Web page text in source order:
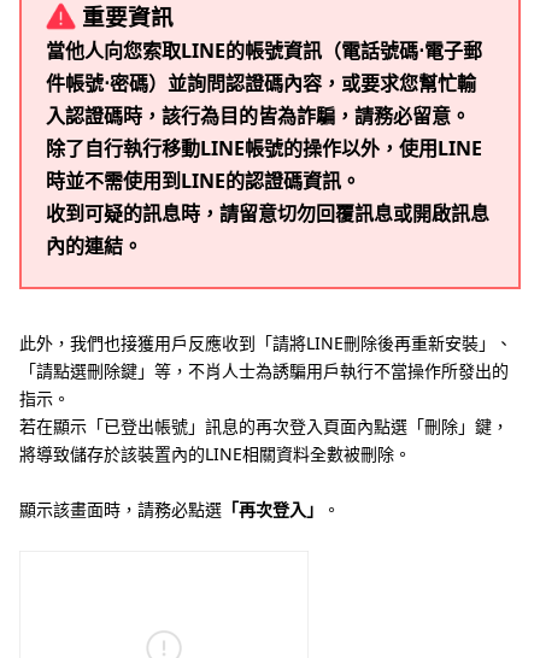
重要資訊
當他人向您索取LINE的帳號資訊（電話號碼⋅電子郵
件帳號⋅密碼）並詢問認證碼內容，或要求您幫忙輸
入認證碼時，該行為目的皆為詐騙，請務必留意。
除了自行執行移動LINE帳號的操作以外，使用LINE
時並不需使用到LINE的認證碼資訊。
收到可疑的訊息時，請留意切勿回覆訊息或開啟訊息
內的連結。
此外，我們也接獲用戶反應收到「請將LINE刪除後再重新安裝」、
「請點選刪除鍵」等，不肖人士為誘騙用戶執行不當操作所發出的
指示。
若在顯示「已登出帳號」訊息的再次登入頁面內點選「刪除」鍵，
將導致儲存於該裝置內的LINE相關資料全數被刪除。
顯示該畫面時，請務必點選 「再次登入」 。